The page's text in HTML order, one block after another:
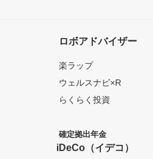
ロボアドバイザー
楽ラップ
ウェルスナビ×R
らくらく投資
確定拠出年金
iDeCo（イデコ）